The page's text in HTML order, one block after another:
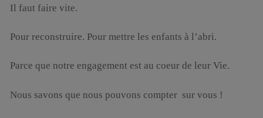
Il faut faire vite.
Pour reconstruire. Pour mettre les enfants à l’abri.
Parce que notre engagement est au coeur de leur Vie.
Nous savons que nous pouvons compter sur vous !